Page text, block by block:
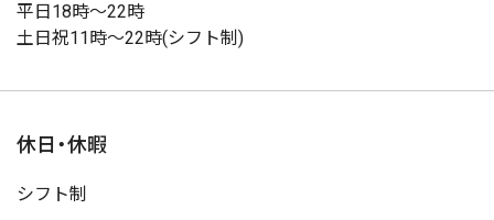
平日18時～22時
土日祝11時～22時(シフト制)
休日・休暇
シフト制